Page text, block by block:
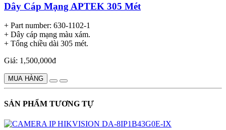
Dây Cáp Mạng APTEK 305 Mét
+ Part number: 630-1102-1
+ Dây cáp mạng màu xám.
+ Tổng chiều dài 305 mét.
Giá: 1,500,000đ
MUA HÀNG
SẢN PHẨM TƯƠNG TỰ